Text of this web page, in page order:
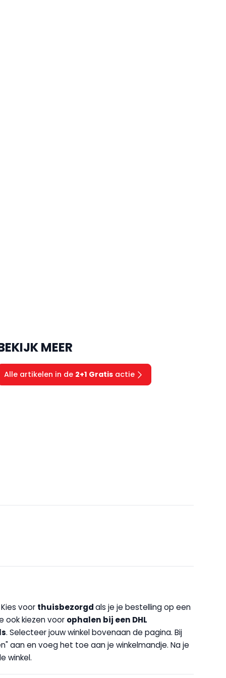
MEER
Alle artikelen in de 2+1 Gratisactie
voor thuisbezorgdals je je bestelling op een
ook kiezen voor ophalen bij een DHL
. Selecteer jouw winkel bovenaan de pagina. Bij
aan en voeg het toe aan je winkelmandje. Na je
winkel.